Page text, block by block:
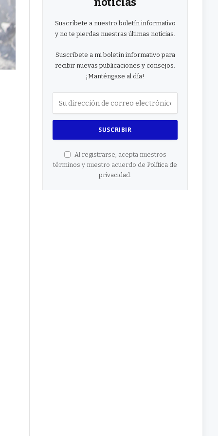
Suscríbete a nuestro boletín informativo
y no te pierdas nuestras últimas noticias.
Suscríbete a mi boletín informativo para
recibir nuevas publicaciones y consejos.
¡Manténgase al día!
Al registrarse, acepta nuestros
términos y nuestro acuerdo de Política de
privacidad.